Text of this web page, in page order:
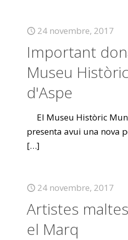
24 novembre, 2017
Important
Museu
d'Aspe
El Museu Històric
presenta avui una nova
[…]
24 novembre, 2017
Artistes
el Marq